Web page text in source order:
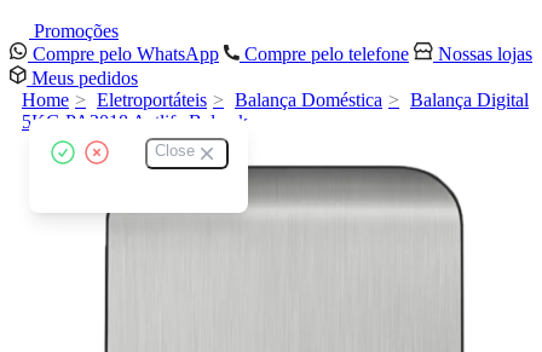
Promoções
Compre pelo WhatsApp
Compre pelo telefone
Nossas lojas
Meus pedidos
Close
Home Eletroportáteis Balança Doméstica
Balança Digital
5KG PA2018 Actlife Balmak